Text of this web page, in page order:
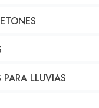
PARA LLUVIAS